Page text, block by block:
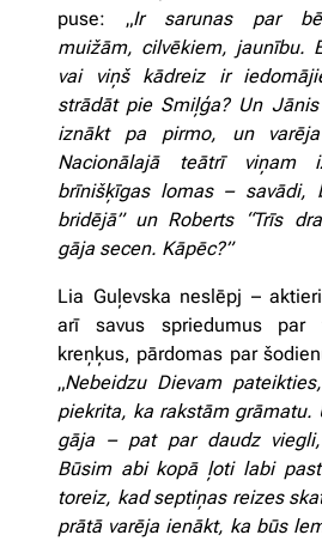
puse: „Ir sarunas par
muižām, cilvēkiem, jaunību.
vai viņš kādreiz ir
strādāt pie Smiļģa? Un
iznākt pa pirmo, un
Nacionālajā teātrī viņam
brīnišķīgas lomas – savādi,
bridējā” un Roberts “Trīs
gāja secen. Kāpēc?”
Lia Guļevska neslēpj –
arī savus spriedumus
kreņķus, pārdomas par
„Nebeidzu Dievam
piekrita, ka rakstām grāmatu.
gāja – pat par daudz
Būsim abi kopā ļoti labi
toreiz, kad septiņas reizes
prātā varēja ienākt, ka būs